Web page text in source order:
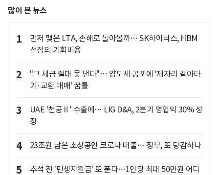
많이 본 뉴스
1
먼저 맺은 LTA, 손해로 돌아올까… SK하이닉스, HBM
선점의 기회비용
2
"그 세금 절대 못 낸다"… 양도세 공포에 '제자리 갈아타
기·교환 매매' 꿈틀
3
UAE '천궁Ⅱ' 수출에… LIG D&A, 2분기 영업익 30% 성
장
4 23조원 남은 소상공인 코로나 대출… 정부, 또 탕감하나
5 추석 전 '민생지원금' 또 푼다…1인당 최대 50만원 어디